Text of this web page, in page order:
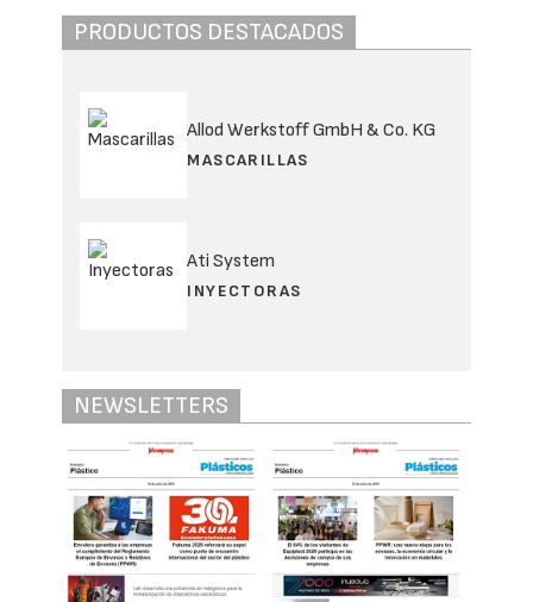
PRODUCTOS DESTACADOS
Allod Werkstoff GmbH & Co. KG
MASCARILLAS
Ati System
INYECTORAS
NEWSLETTERS